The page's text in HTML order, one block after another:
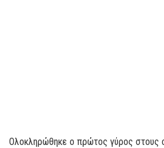
Ολοκληρώθηκε ο πρώτος γύρος στους